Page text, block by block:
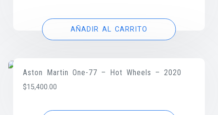
AÑADIR AL CARRITO
Aston Martin One-77 – Hot Wheels – 2020
$15,400.00